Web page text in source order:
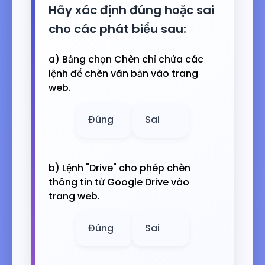
Hãy xác định đúng hoặc sai
cho các phát biểu sau:
a) Bảng chọn Chèn chỉ chứa các
lệnh để chèn văn bản vào trang
web.
Đúng Sai
b) Lệnh "Drive" cho phép chèn
thông tin từ Google Drive vào
trang web.
Đúng Sai